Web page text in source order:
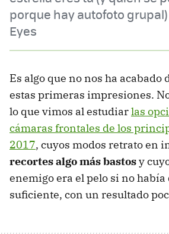
porque hay autofoto grupal)
Eyes
Es algo que no nos ha acabado
estas primeras impresiones.
lo que vimos al estudiarlas
cámaras frontales de los
2017, cuyos modos retrato en
recortes algo más bastosy
enemigo era el pelo si no había
suficiente, con un resultado